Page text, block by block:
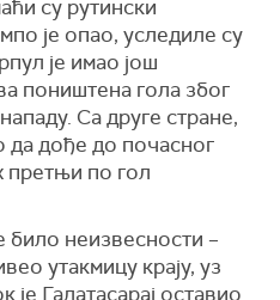
су рутински
је опао, уследиле су
је имао још
поништена гола због
Са друге стране,
да дође до почасног
претњи по гол
било неизвесности –
утакмицу крају, уз
је Галатасарај оставио